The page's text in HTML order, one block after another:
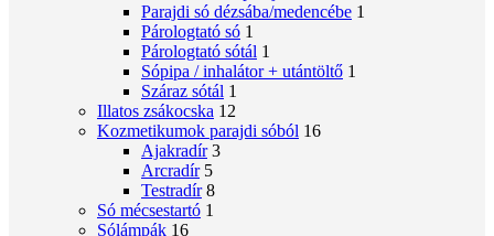
Parajdi só dézsába/medencébe 1
Párologtató só 1
Párologtató sótál 1
Sópipa / inhalátor + utántöltő 1
Száraz sótál 1
Illatos zsákocska 12
Kozmetikumok parajdi sóból 16
Ajakradír 3
Arcradír 5
Testradír 8
Só mécsestartó 1
Sólámpák 16